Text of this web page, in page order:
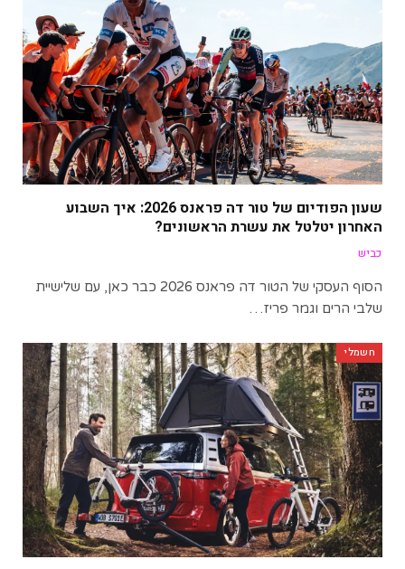
שעון הפודיום של טור דה פראנס 2026: איך השבוע
האחרון יטלטל את עשרת הראשונים?
כביש
הסוף העסקי של הטור דה פראנס 2026 כבר כאן, עם שלישיית
שלבי הרים וגמר פריז…
חשמלי